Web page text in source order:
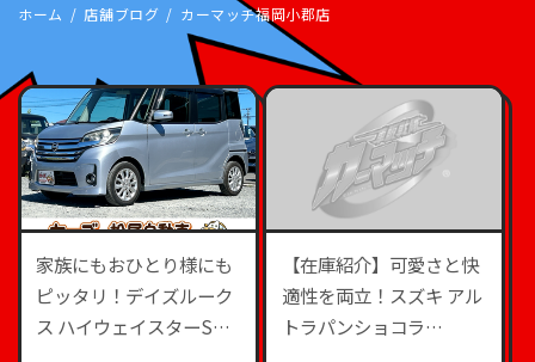
ホーム 店舗ブログ カーマッチ福岡小郡店
家族にもおひとり様にも
ピッタリ！デイズルーク
ス ハイウェイスターSを
【在庫紹介】可愛さと快
適性を両立！スズキ アル
トラパンショコラ